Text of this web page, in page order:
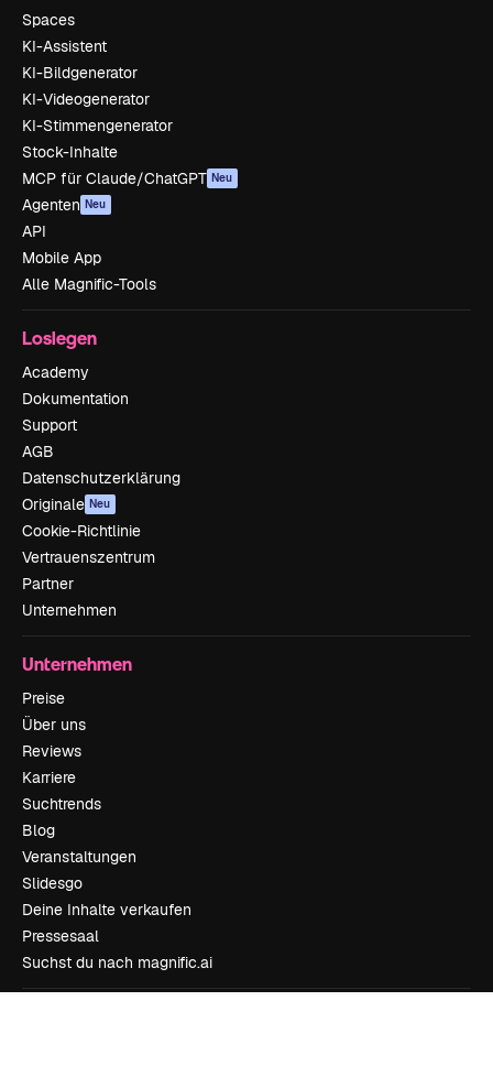
Spaces
KI-Assistent
KI-Bildgenerator
KI-Videogenerator
KI-Stimmengenerator
Stock-Inhalte
MCP für Claude/ChatGPT Neu
Agenten Neu
API
Mobile App
Alle Magnific-Tools
Loslegen
Academy
Dokumentation
Support
AGB
Datenschutzerklärung
Originale Neu
Cookie-Richtlinie
Vertrauenszentrum
Partner
Unternehmen
Unternehmen
Preise
Über uns
Reviews
Karriere
Suchtrends
Blog
Veranstaltungen
Slidesgo
Deine Inhalte verkaufen
Pressesaal
Suchst du nach magnific.ai